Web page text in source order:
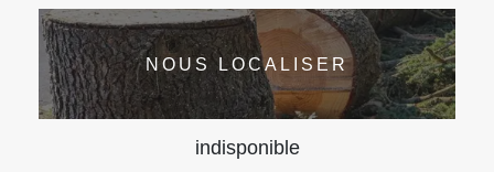
NOUS LOCALISER
indisponible